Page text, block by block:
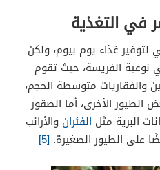
في التغذية
غذاء يوم بيوم، ولكن
نوعية الفريسة، حيث تقوم
والفقاريات متوسطة الحجم،
الطيور الأخرى، أما الصقور
البرية مثل الفئران والأرانب
على الطيور الصغيرة. [5]